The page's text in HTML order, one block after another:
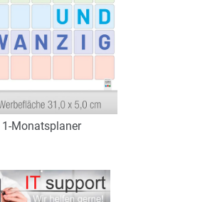
1-Monatsplaner
Art.-Nr.: K60293
Verfügbar